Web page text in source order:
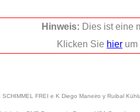
SCHIMMEL FREI e K Diego Maneiro y Ruibal
Hinweis: Dies ist eine
Klicken Sie hier um